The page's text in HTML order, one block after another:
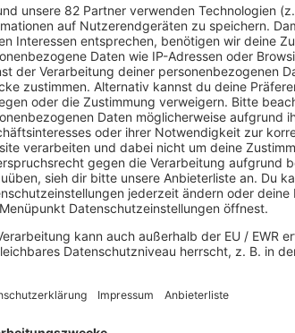
Kapitel
Aussage so sehr sie selbst wie noch
eigenen Ich, weg von äußeren
Liveshow sind. Ihr ESC-SongEclipsesei
Goodrem hört ihr am 26. Juni ab 19:40